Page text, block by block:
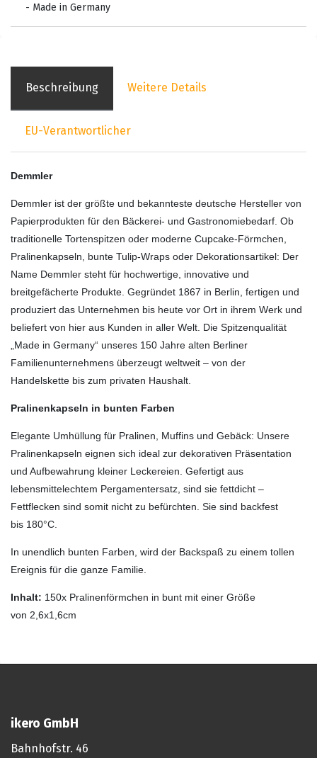
- Made in Germany
Beschreibung Weitere Details
EU-Verantwortlicher
Demmler
Demmler ist der größte und bekannteste deutsche Hersteller von
Papierprodukten für den Bäckerei- und Gastronomiebedarf. Ob
traditionelle Tortenspitzen oder moderne Cupcake-Förmchen,
Pralinenkapseln, bunte Tulip-Wraps oder Dekorationsartikel: Der
Name Demmler steht für hochwertige, innovative und
breitgefächerte Produkte. Gegründet 1867 in Berlin, fertigen und
produziert das Unternehmen bis heute vor Ort in ihrem Werk und
beliefert von hier aus Kunden in aller Welt. Die Spitzenqualität
„Made in Germany“ unseres 150 Jahre alten Berliner
Familienunternehmens überzeugt weltweit – von der
Handelskette bis zum privaten Haushalt.
Pralinenkapseln in bunten Farben
Elegante Umhüllung für Pralinen, Muffins und Gebäck: Unsere
Pralinenkapseln eignen sich ideal zur dekorativen Präsentation
und Aufbewahrung kleiner Leckereien. Gefertigt aus
lebensmittelechtem Pergamentersatz, sind sie fettdicht –
Fettflecken sind somit nicht zu befürchten. Sie sind backfest
bis 180°C.
In unendlich bunten Farben, wird der Backspaß zu einem tollen
Ereignis für die ganze Familie.
Inhalt: 150x Pralinenförmchen in bunt mit einer Größe
von 2,6x1,6cm
ikero GmbH
Bahnhofstr. 46